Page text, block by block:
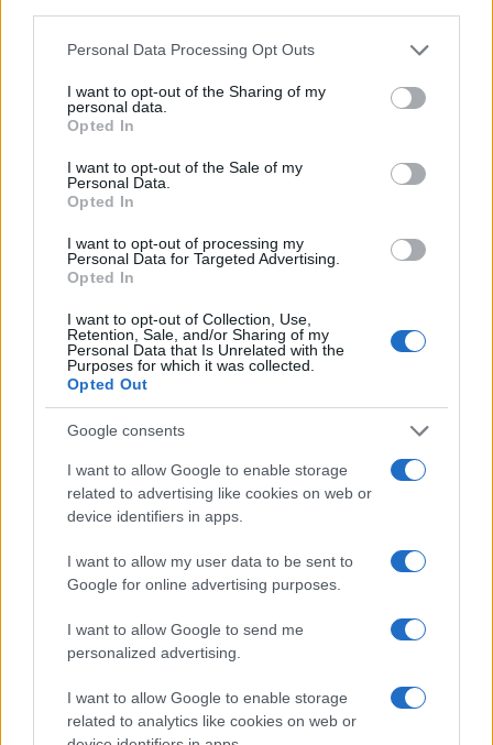
Please note that this website/app uses one or more Google
not limited to your visit or usage behaviour. You may click to
grant or deny consent to Google and its third-party tags to
use your data for below specified purposes in below Google
consent section.
Personal Data Processing Opt Outs
I want to opt-out of the Sharing of my
personal data.
Opted In
I want to opt-out of the Sale of my
Personal Data.
Opted In
I want to opt-out of processing my
Personal Data for Targeted Advertising.
Opted In
I want to opt-out of Collection, Use,
Retention, Sale, and/or Sharing of my
Personal Data that Is Unrelated with the
Purposes for which it was collected.
Opted Out
Google consents
I want to allow Google to enable storage
related to advertising like cookies on web or
device identifiers in apps.
I want to allow my user data to be sent to
Google for online advertising purposes.
I want to allow Google to send me
personalized advertising.
I want to allow Google to enable storage
related to analytics like cookies on web or
TEMI: Cinzia Pinna
Comune Di Olbia
Olbia Notizie
Rosa Maria Elvo
Inviaci le tue segnalazioni,
i tuoi video e le tue foto
345 356 7512
Notizie in tempo reale?
Entra nel canale telegram di
GalluraOggi.it
Ricevi le nostre ultime news
daGoogle News
F T Pi WS